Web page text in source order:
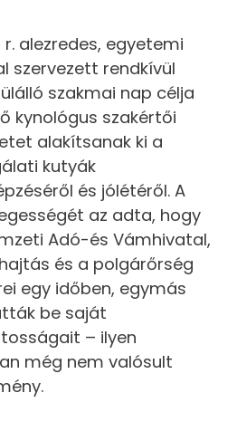
r. alezredes, egyetemi
szervezett rendkívül
szakmai nap célja
kynológus szakértői
alakítsanak ki a
kutyák
és jólétéről. A
az adta, hogy
Adó-és Vámhivatal,
és a polgárőrség
egy időben, egymás
be saját
– ilyen
még nem valósult